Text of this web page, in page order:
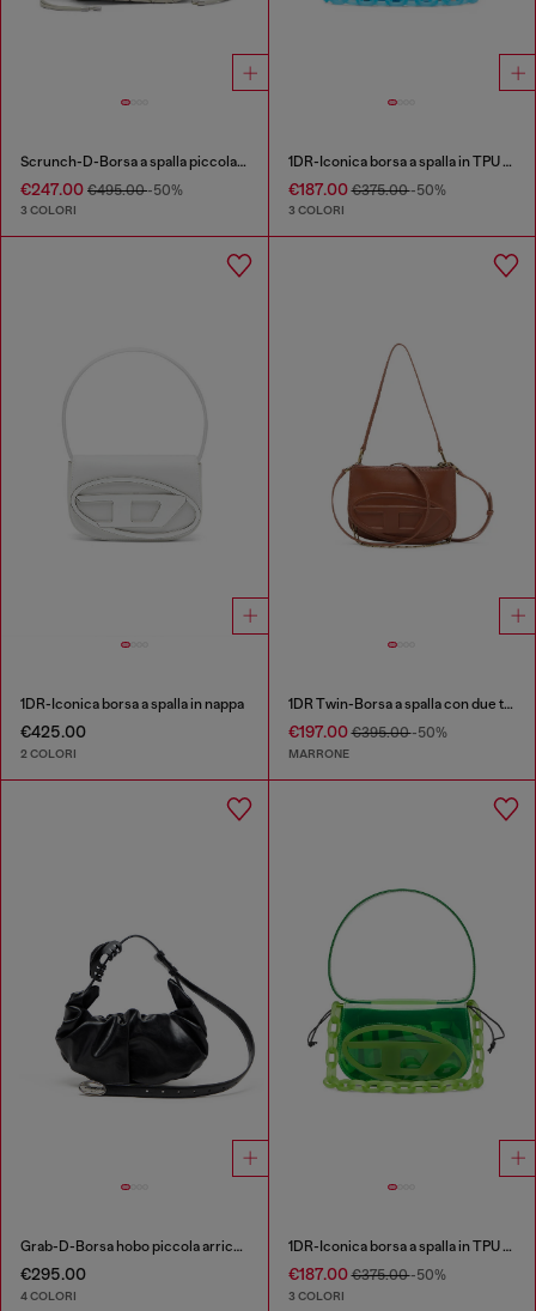
Scrunch-D-Borsa a spalla piccola arricciata in pelle lucida
€247.00 €495.00-50%
3 COLORI
1DR-Iconica borsa a spalla in TPU trasparente
€187.00€375.00-50%
3 COLORI
1DR-Iconica borsa a spalla in nappa
€425.00
2 COLORI
1DR Twin-Borsa a spalla con due tasche in pelle pull-up
€197.00€395.00-50%
MARRONE
Grab-D-Borsa hobo piccola arricciata
€295.00
4 COLORI
1DR-Iconica borsa a spalla in TPU trasparente
€187.00€375.00-50%
3 COLORI